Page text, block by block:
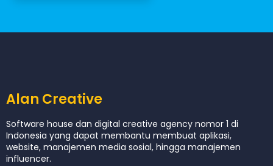
Alan Creative
Software house dan digital creative agency nomor 1 di
Indonesia yang dapat membantu membuat aplikasi,
website, manajemen media sosial, hingga manajemen
influencer.